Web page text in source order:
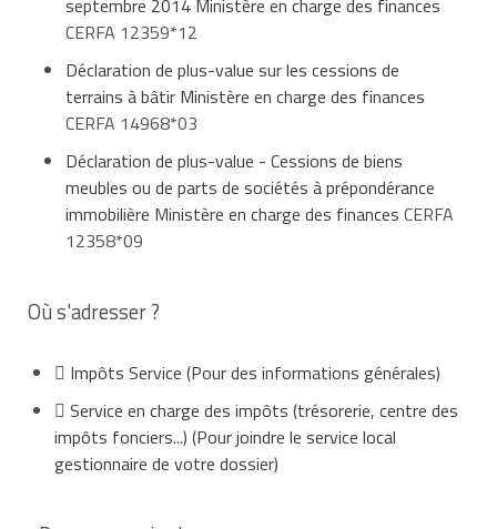
septembre 2014 Ministère en charge des finances
CERFA 12359*12
Déclaration de plus-value sur les cessions de
terrains à bâtir Ministère en charge des finances
CERFA 14968*03
Déclaration de plus-value - Cessions de biens
meubles ou de parts de sociétés à prépondérance
immobilière Ministère en charge des finances CERFA
12358*09
Où s'adresser ?
Impôts Service (Pour des informations générales)
Service en charge des impôts (trésorerie, centre des
impôts fonciers...) (Pour joindre le service local
gestionnaire de votre dossier)